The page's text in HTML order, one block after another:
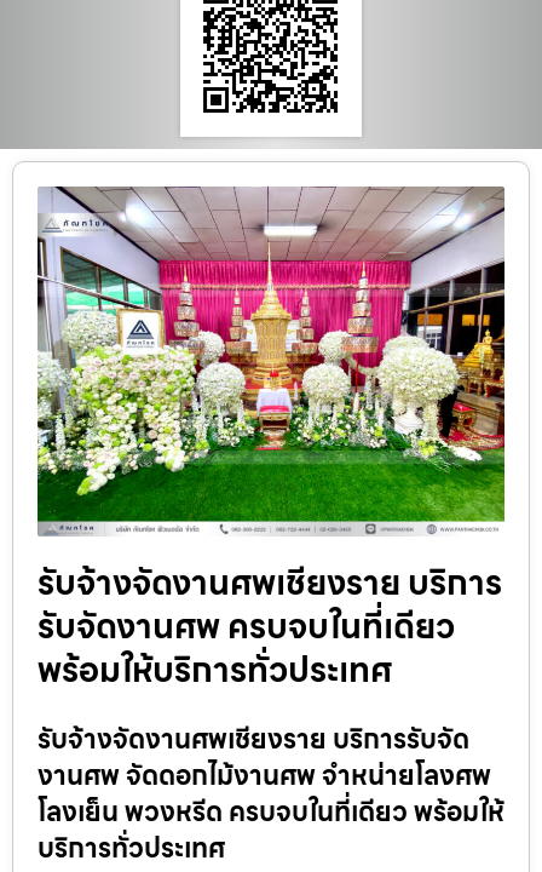
รับจ้างจัดงานศพเชียงราย บริการ
รับจัดงานศพ ครบจบในที่เดียว
พร้อมให้บริการทั่วประเทศ
รับจ้างจัดงานศพเชียงราย บริการรับจัด
งานศพ จัดดอกไม้งานศพ จำหน่ายโลงศพ
โลงเย็น พวงหรีด ครบจบในที่เดียว พร้อมให้
บริการทั่วประเทศ